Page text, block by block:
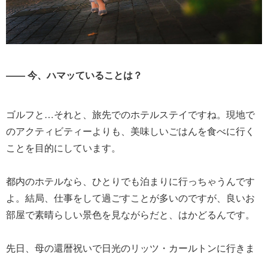
―― 今、ハマッていることは？
ゴルフと…それと、旅先でのホテルステイですね。現地で
のアクティビティーよりも、美味しいごはんを食べに行く
ことを目的にしています。
都内のホテルなら、ひとりでも泊まりに行っちゃうんです
よ。結局、仕事をして過ごすことが多いのですが、良いお
部屋で素晴らしい景色を見ながらだと、はかどるんです。
先日、母の還暦祝いで日光のリッツ・カールトンに行きま